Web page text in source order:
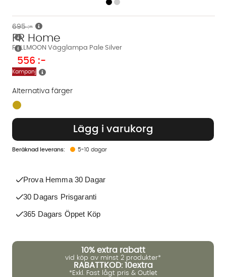
FULLMOON Vägglampa Pale Silver
PR Home
556 :-
695 :-
Kampanj
Lägg i varukorg
5-10 dagar
Alternativa färger
Finns även i dessa färger:
Prova Hemma 30 Dagar
30 Dagars Prisgaranti
365 Dagars Öppet Köp
10% extra rabatt
vid köp av minst 2 produkter*
RABATTKOD: 10extra
*Exkl. Fast lågt pris & Outlet
Vi använder AI för att svara på dina frågor. Konversationen
sparas i upp till 24 timmar för att kunna hjälpa dig. Vi delar
inte dina uppgifter med tredje part. Läs mer i vår